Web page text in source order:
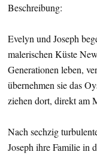
Beschreibung:
Evelyn und Joseph
malerischen Küste
Generationen leben,
übernehmen sie das
ziehen dort, direkt am
Nach sechzig
Joseph ihre Familie in